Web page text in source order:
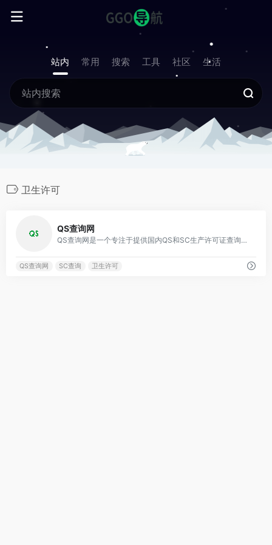
站内 常用 搜索 工具 社区 生活
卫生许可
QS查询网
QS查询网是一个专注于提供国内QS和SC生产许可证查询服务的在线平台。
QS查询网 SC查询 卫生许可